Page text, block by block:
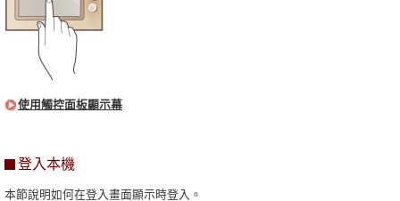
使用觸控面板顯示幕
登入本機
本節說明如何在登入畫面顯示時登入。